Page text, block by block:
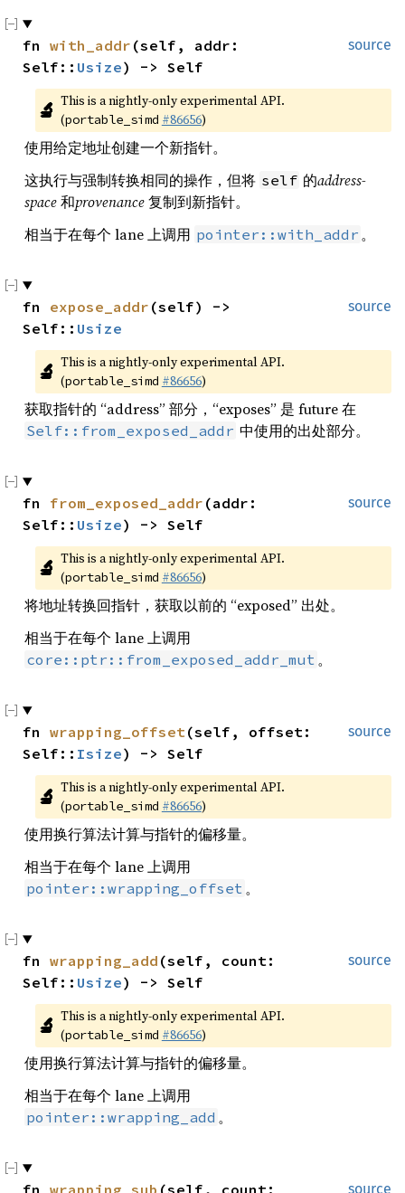
source
fn with_addr (self, addr:
Self:: Usize) -> Self
🔬 This is a nightly-only experimental API.
(portable_simd #86656)
使用给定地址创建一个新指针。
这执行与强制转换相同的操作，但将 self 的address-
space和provenance复制到新指针。
相当于在每个 lane 上调用 pointer::with_addr 。
source
fn expose_addr (self) ->
Self:: Usize
🔬 This is a nightly-only experimental API.
(portable_simd #86656)
获取指针的 “address” 部分，“exposes” 是 future 在
Self::from_exposed_addr 中使用的出处部分。
source
fn from_exposed_addr (addr:
Self:: Usize) -> Self
🔬 This is a nightly-only experimental API.
(portable_simd #86656)
将地址转换回指针，获取以前的 “exposed” 出处。
相当于在每个 lane 上调用
core::ptr::from_exposed_addr_mut 。
source
fn wrapping_offset(self, offset:
Self:: Isize) -> Self
🔬 This is a nightly-only experimental API.
(portable_simd #86656)
使用换行算法计算与指针的偏移量。
相当于在每个 lane 上调用
pointer::wrapping_offset 。
source
fn wrapping_add (self, count:
Self:: Usize) -> Self
🔬 This is a nightly-only experimental API.
(portable_simd #86656)
使用换行算法计算与指针的偏移量。
相当于在每个 lane 上调用
pointer::wrapping_add 。
source
fn wrapping_sub (self, count: